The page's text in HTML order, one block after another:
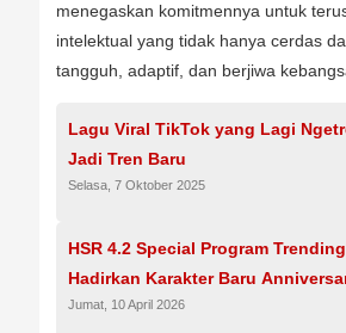
menegaskan komitmennya untuk
intelektual yang tidak hanya cerdas
tangguh, adaptif, dan berjiwa
Lagu Viral TikTok yang Lagi
Jadi Tren Baru
Selasa, 7 Oktober 2025
HSR 4.2 Special Program
Hadirkan Karakter Baru
Jumat, 10 April 2026